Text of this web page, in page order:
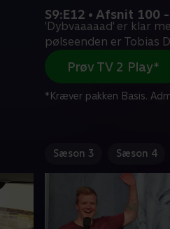
S9:E12 • Afsnit 100
'Dybvaaaaad' er klar
pølseenden er Tobias
Prøv TV 2 Play*
*Kræver pakken Basis.
Sæson 3 Sæson 4